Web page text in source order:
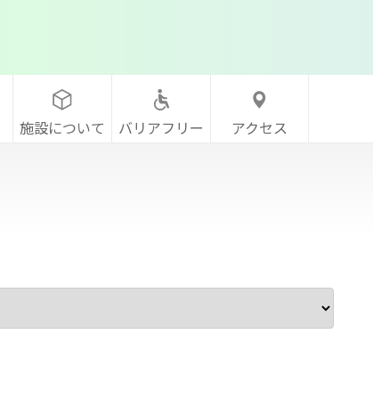
施設について バリアフリー アクセス